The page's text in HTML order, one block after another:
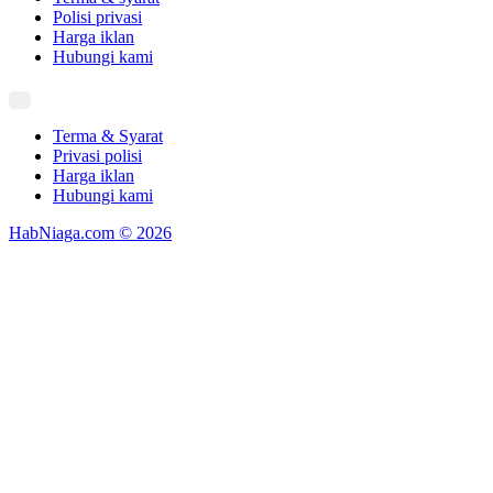
Polisi privasi
Harga iklan
Hubungi kami
Terma & Syarat
Privasi polisi
Harga iklan
Hubungi kami
HabNiaga.com © 2026